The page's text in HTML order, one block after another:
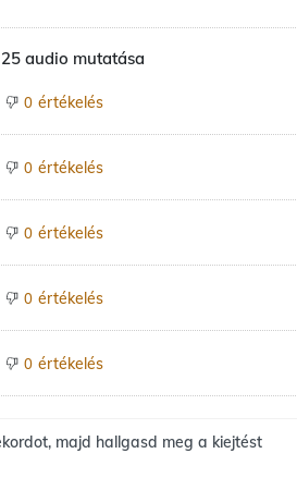
audio mutatása
0 értékelés
0 értékelés
0 értékelés
0 értékelés
0 értékelés
majd hallgasd meg a kiejtést